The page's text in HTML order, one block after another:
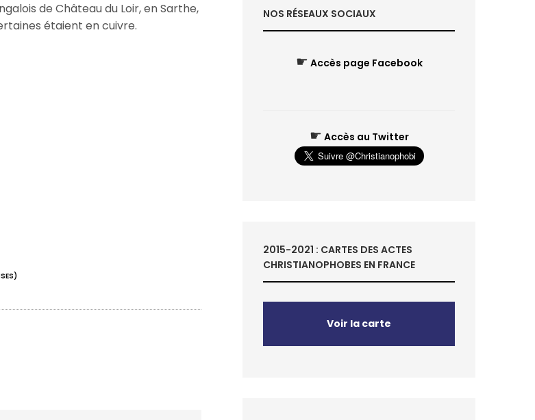
de Château du Loir, en Sarthe,
étaient en cuivre.
NOS RÉSEAUX SOCIAUX
☛ Accès page Facebook
☛ Accès au Twitter
2015-2021 : CARTES DES ACTES
CHRISTIANOPHOBES EN FRANCE
Voir la carte